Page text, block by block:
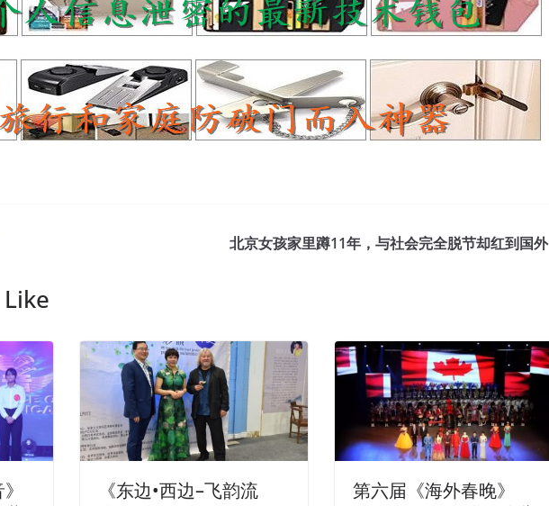
北京女孩家里蹲11年，与社会完全脱节却红到国外
《东边•西边–飞韵流
第六届《海外春晚》